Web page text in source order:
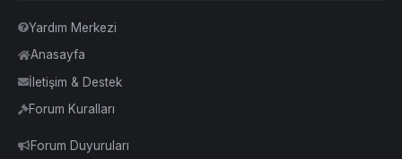
Yardım Merkezi
Anasayfa
İletişim & Destek
Forum Kuralları
Forum Duyuruları